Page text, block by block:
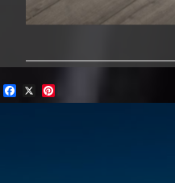
Facebook
X